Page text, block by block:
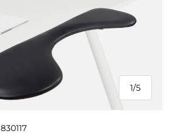
1/
van
5
830117